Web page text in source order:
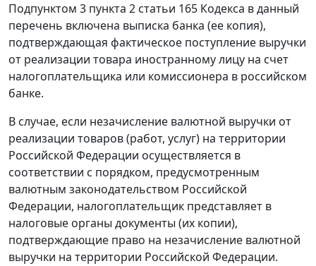
Подпунктом 3 пункта 2 статьи 165 Кодекса в данный
перечень включена выписка банка (ее копия),
подтверждающая фактическое поступление выручки
от реализации товара иностранному лицу на счет
налогоплательщика или комиссионера в российском
банке.
В случае, если незачисление валютной выручки от
реализации товаров (работ, услуг) на территории
Российской Федерации осуществляется в
соответствии с порядком, предусмотренным
валютным законодательством Российской
Федерации, налогоплательщик представляет в
налоговые органы документы (их копии),
подтверждающие право на незачисление валютной
выручки на территории Российской Федерации.